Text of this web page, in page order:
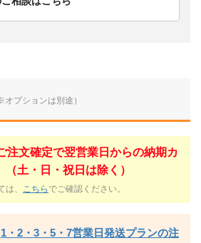
オプションは別途）
注文確定で翌営業日からの納期カ
土・日・祝日は除く）
、 こちら でご確認ください。
1・2・3・5・7営業日発送プランの注